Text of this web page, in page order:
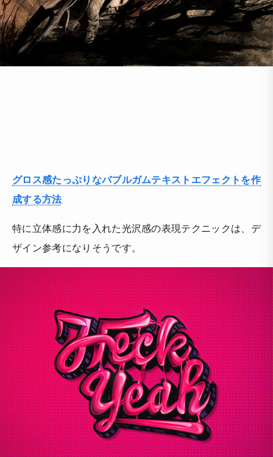
グロス感たっぷりなバブルガムテキストエフェクトを作
成する方法
特に立体感に力を入れた光沢感の表現テクニックは、デ
ザイン参考になりそうです。